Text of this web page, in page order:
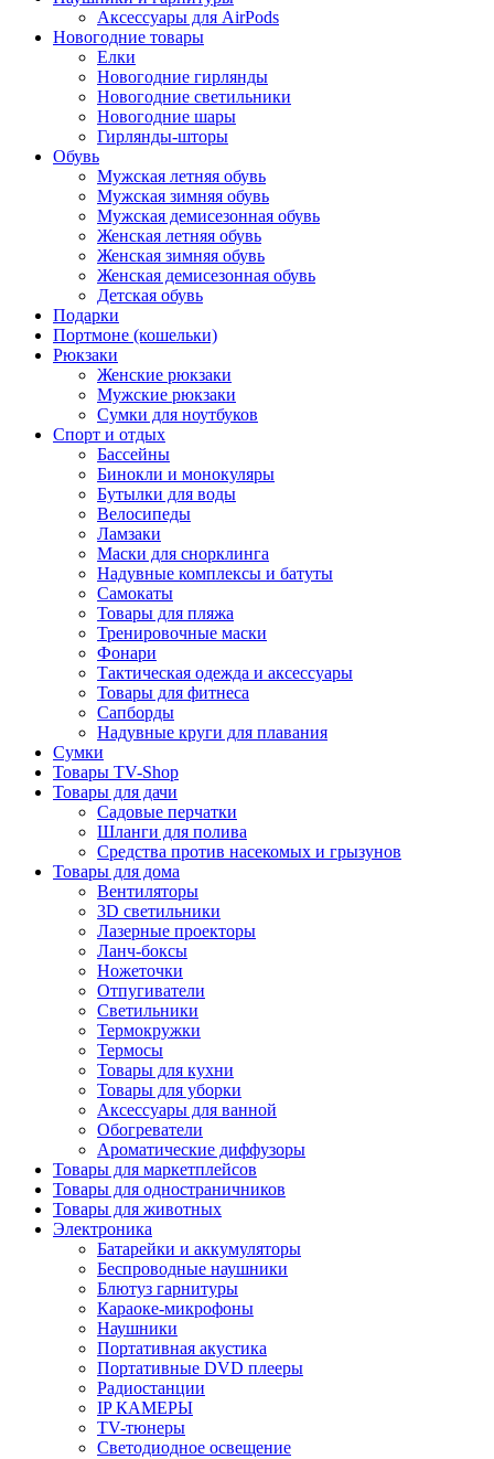
Аксессуары для AirPods
Новогодние товары
Елки
Новогодние гирлянды
Новогодние светильники
Новогодние шары
Гирлянды-шторы
Обувь
Мужская летняя обувь
Мужская зимняя обувь
Мужская демисезонная обувь
Женская летняя обувь
Женская зимняя обувь
Женская демисезонная обувь
Детская обувь
Подарки
Портмоне (кошельки)
Рюкзаки
Женские рюкзаки
Мужские рюкзаки
Сумки для ноутбуков
Спорт и отдых
Бассейны
Бинокли и монокуляры
Бутылки для воды
Велосипеды
Ламзаки
Маски для снорклинга
Надувные комплексы и батуты
Самокаты
Товары для пляжа
Тренировочные маски
Фонари
Тактическая одежда и аксессуары
Товары для фитнеса
Сапборды
Надувные круги для плавания
Сумки
Товары TV-Shop
Товары для дачи
Садовые перчатки
Шланги для полива
Средства против насекомых и грызунов
Товары для дома
Вентиляторы
3D светильники
Лазерные проекторы
Ланч-боксы
Ножеточки
Отпугиватели
Светильники
Термокружки
Термосы
Товары для кухни
Товары для уборки
Аксессуары для ванной
Обогреватели
Ароматические диффузоры
Товары для маркетплейсов
Товары для одностраничников
Товары для животных
Электроника
Батарейки и аккумуляторы
Беспроводные наушники
Блютуз гарнитуры
Караоке-микрофоны
Наушники
Портативная акустика
Портативные DVD плееры
Радиостанции
IP КАМЕРЫ
TV-тюнеры
Светодиодное освещение